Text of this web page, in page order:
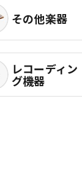
その他楽器
レコーディン
グ機器